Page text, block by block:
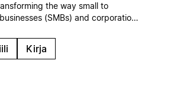
the way small to
(SMBs) and corporations
operational workflows.
Kirja